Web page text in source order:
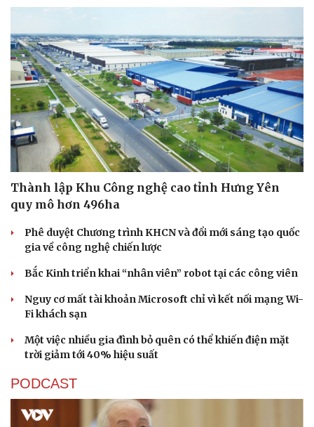
Thành lập Khu Công nghệ cao tỉnh Hưng Yên
quy mô hơn 496ha
Phê duyệt Chương trình KHCN và đổi mới sáng tạo quốc
gia về công nghệ chiến lược
Bắc Kinh triển khai “nhân viên” robot tại các công viên
Nguy cơ mất tài khoản Microsoft chỉ vì kết nối mạng Wi-
Fi khách sạn
Một việc nhiều gia đình bỏ quên có thể khiến điện mặt
trời giảm tới 40% hiệu suất
PODCAST